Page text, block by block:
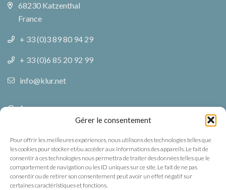
Gérer le consentement
Pour offrir les meilleures expériences, nous utilisons des technologies telles que
les cookies pour stocker et/ou accéder aux informations des appareils. Le fait de
consentir à ces technologies nous permettra de traiter des données telles que le
comportement de navigation ou les ID uniques sur ce site. Le fait de ne pas
consentir ou de retirer son consentement peut avoir un effet négatif sur
certaines caractéristiques et fonctions.
68230 Katzenthal
France
+ 33 (0)3 89 80 94 29
+ 33 (0)6 85 20 92 99
info@klur.net
Suivez-nous
Instagram
Mentions légales